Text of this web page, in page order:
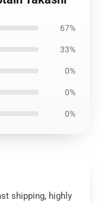
67%
33%
0%
0%
0%
shipping, highly